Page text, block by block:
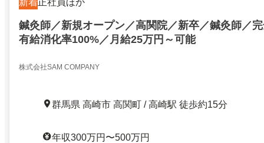
鍼灸師／新規オープン／高関院／新卒／鍼灸師／
有給消化率100%／月給25万円～可能
株式会社SAM COMPANY
群馬県 高崎市 高関町 / 高崎駅 徒歩約15分
年収300万円〜500万円